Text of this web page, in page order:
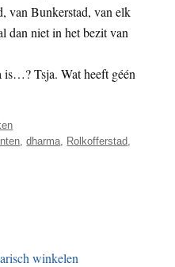
van Bunkerstad, van elk
dan niet in het bezit van
is…? Tsja. Wat heeft géén
,dharma Rolkofferstad
winkelen